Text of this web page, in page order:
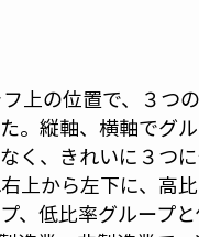
上の位置で、３つ
。縦軸、横軸でグ
く、きれいに３つ
上から左下に、高比
、低比率グループ